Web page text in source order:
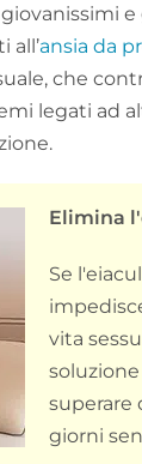
all’ansia da
che
legati ad
Elimina
Se
vita
superare
giorni